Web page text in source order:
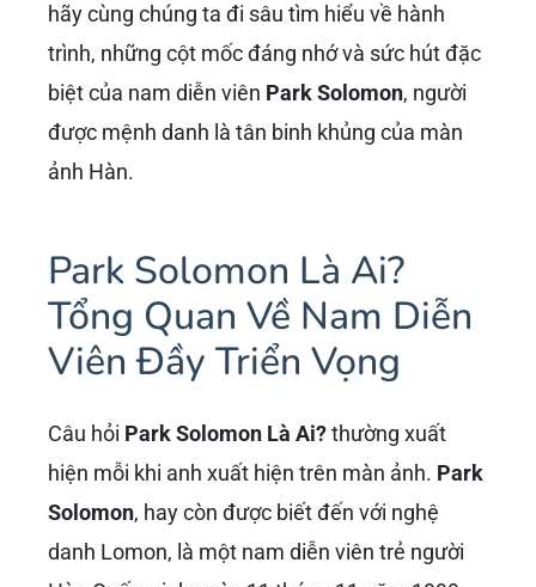
hãy cùng chúng ta đi sâu tìm hiểu về hành
trình, những cột mốc đáng nhớ và sức hút đặc
biệt của nam diễn viên Park Solomon, người
được mệnh danh là tân binh khủng của màn
ảnh Hàn.
Park Solomon Là Ai?
Tổng Quan Về Nam Diễn
Viên Đầy Triển Vọng
Câu hỏi Park Solomon Là Ai?thường xuất
hiện mỗi khi anh xuất hiện trên màn ảnh. Park
Solomon, hay còn được biết đến với nghệ
danh Lomon, là một nam diễn viên trẻ người